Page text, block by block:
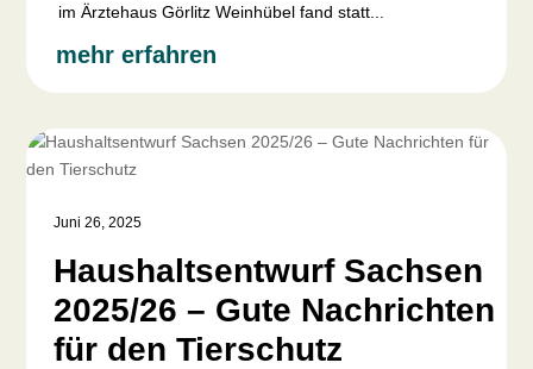
im Ärztehaus Görlitz Weinhübel fand statt...
mehr erfahren
Juni 26, 2025
Haushaltsentwurf Sachsen
2025/26 – Gute Nachrichten
für den Tierschutz